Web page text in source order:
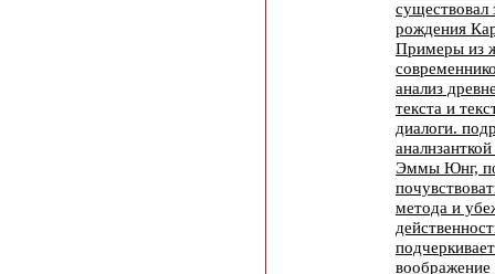
существовал
рождения
Примеры из
анализ
текста и
диалоги.
Эммы Юнг,
метода и